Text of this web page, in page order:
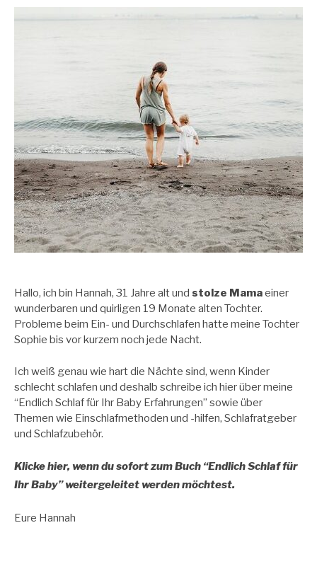
Hallo, ich bin Hannah, 31 Jahre alt und stolze Mamaeiner
wunderbaren und quirligen 19 Monate alten Tochter.
Probleme beim Ein- und Durchschlafen hatte meine Tochter
Sophie bis vor kurzem noch jede Nacht.
Ich weiß genau wie hart die Nächte sind, wenn Kinder
schlecht schlafen und deshalb schreibe ich hier über meine
“Endlich Schlaf für Ihr Baby Erfahrungen” sowie über
Themen wie Einschlafmethoden und -hilfen, Schlafratgeber
und Schlafzubehör.
Klicke hier, wenn du sofort zum Buch “Endlich Schlaf für
Ihr Baby” weitergeleitet werden möchtest.
Eure Hannah